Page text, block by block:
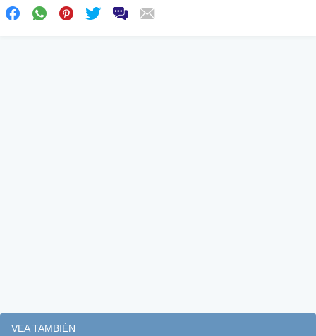
VEA TAMBIÉN